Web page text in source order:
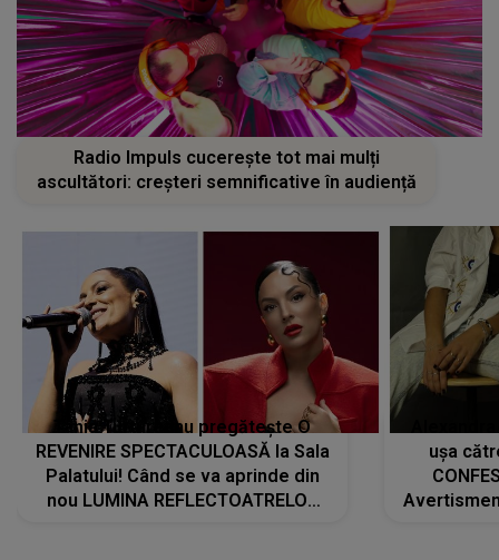
Radio Impuls cucerește tot mai mulți
ascultători: creșteri semnificative în audiență
Tania Turtureanu pregătește O
REVENIRE SPECTACULOASĂ la Sala
Palatului! Când se va aprinde din
nou LUMINA REFLECTOATRELOR
ușa